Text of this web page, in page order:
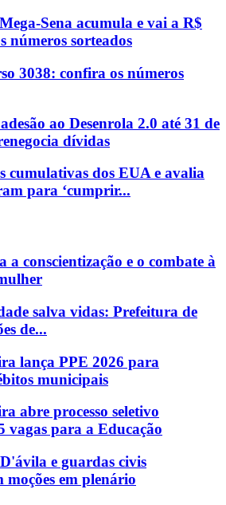
Sena acumula e vai a R$
números sorteados
3038: confira os números
ao Desenrola 2.0 até 31 de
dívidas
cumulativas dos EUA e avalia
para ‘cumprir...
a conscientização e o combate à
salva vidas: Prefeitura de
de...
lança PPE 2026 para
municipais
abre processo seletivo
vagas para a Educação
e guardas civis
moções em plenário